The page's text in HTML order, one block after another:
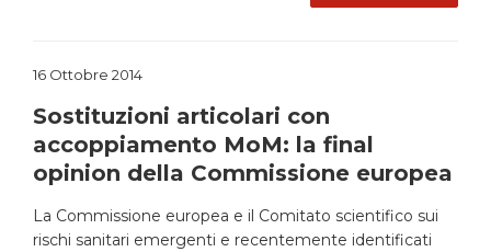
16 Ottobre 2014
Sostituzioni articolari con
accoppiamento MoM: la final
opinion della Commissione europea
La Commissione europea e il Comitato scientifico sui
rischi sanitari emergenti e recentemente identificati